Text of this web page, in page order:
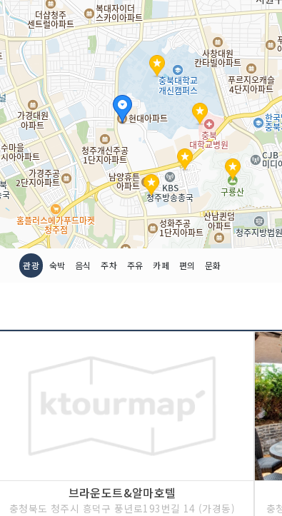
관광 숙박 음식 주차 주유 카페 편의 문화
브라운도트&알마호텔
충청북도 청주시 흥덕구 풍년로193번길 14 (가경동)